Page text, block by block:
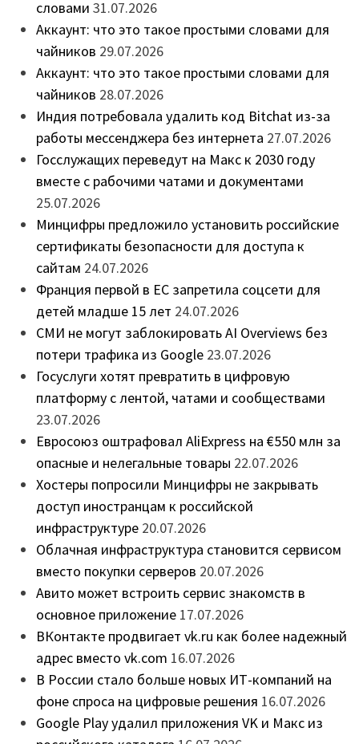
словами 31.07.2026
Аккаунт: что это такое простыми словами для
чайников 29.07.2026
Аккаунт: что это такое простыми словами для
чайников 28.07.2026
Индия потребовала удалить код Bitchat из-за
работы мессенджера без интернета 27.07.2026
Госслужащих переведут на Макс к 2030 году
вместе с рабочими чатами и документами
25.07.2026
Минцифры предложило установить российские
сертификаты безопасности для доступа к
сайтам 24.07.2026
Франция первой в ЕС запретила соцсети для
детей младше 15 лет 24.07.2026
СМИ не могут заблокировать AI Overviews без
потери трафика из Google 23.07.2026
Госуслуги хотят превратить в цифровую
платформу с лентой, чатами и сообществами
23.07.2026
Евросоюз оштрафовал AliExpress на €550 млн за
опасные и нелегальные товары 22.07.2026
Хостеры попросили Минцифры не закрывать
доступ иностранцам к российской
инфраструктуре 20.07.2026
Облачная инфраструктура становится сервисом
вместо покупки серверов 20.07.2026
Авито может встроить сервис знакомств в
основное приложение 17.07.2026
ВКонтакте продвигает vk.ru как более надежный
адрес вместо vk.com 16.07.2026
В России стало больше новых ИТ-компаний на
фоне спроса на цифровые решения 16.07.2026
Google Play удалил приложения VK и Макс из